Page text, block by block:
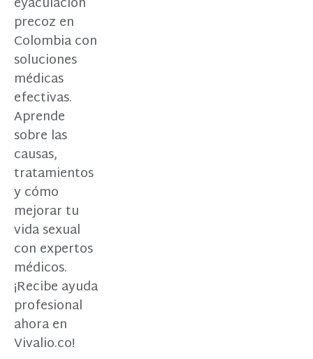
precoz en
Colombia con
soluciones
médicas
efectivas.
Aprende
sobre las
causas,
tratamientos
y cómo
mejorar tu
vida sexual
con expertos
médicos.
¡Recibe ayuda
profesional
ahora en
Vivalio.co!